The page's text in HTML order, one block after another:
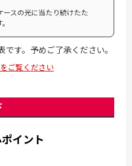
ースの光に当たり続けたた
す。予めご了承ください。
ご覧ください
イント